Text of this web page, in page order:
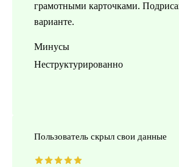
грамотными карточками.
варианте.
Минусы
Неструктурированно
Пользователь скрыл свои данные